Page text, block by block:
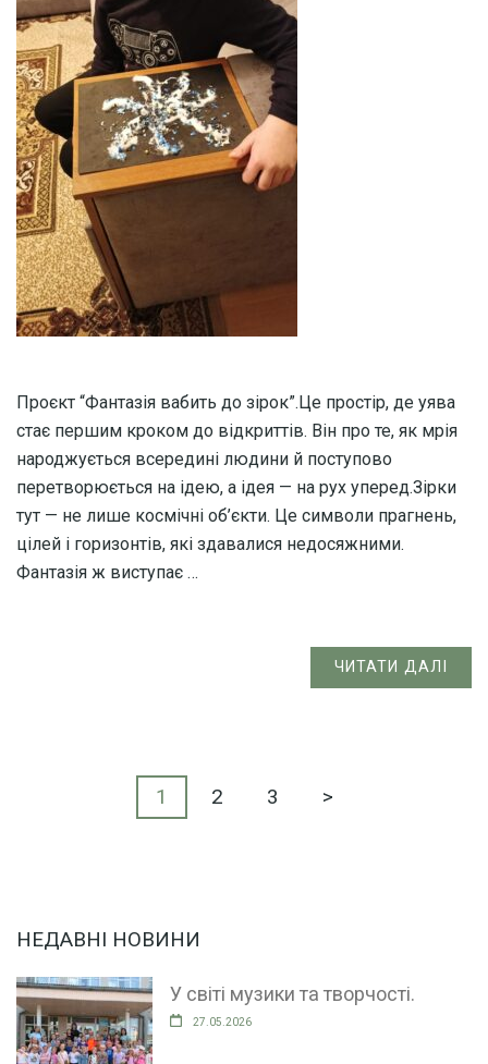
Проєкт “Фантазія вабить до зірок”.Це простір, де уява
стає першим кроком до відкриттів. Він про те, як мрія
народжується всередині людини й поступово
перетворюється на ідею, а ідея — на рух уперед.Зірки
тут — не лише космічні об’єкти. Це символи прагнень,
цілей і горизонтів, які здавалися недосяжними.
Фантазія ж виступає …
ЧИТАТИ ДАЛІ
ПагінаціяСторінку
1 Сторінку
2 Сторінку
3 >
НЕДАВНІ НОВИНИ
У світі музики та творчості.
27.05.2026